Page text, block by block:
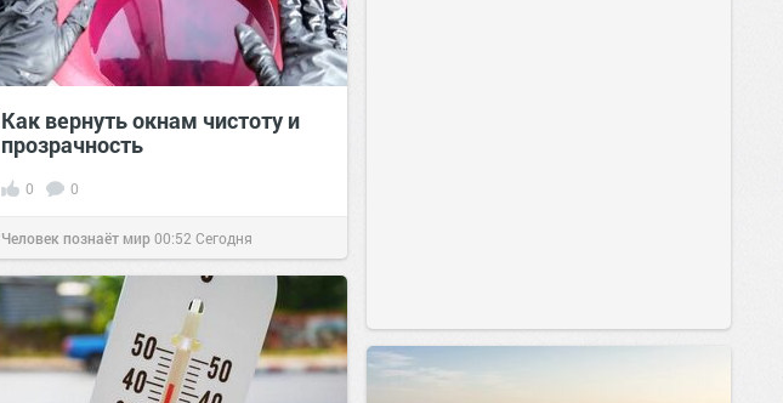
Как вернуть окнам чистоту и
прозрачность
0 0
Человек познаёт мир00:52 Сегодня